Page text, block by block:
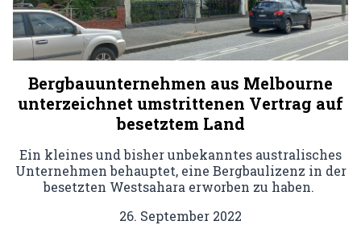
Bergbauunternehmen aus Melbourne
unterzeichnet umstrittenen Vertrag auf
besetztem Land
Ein kleines und bisher unbekanntes australisches
Unternehmen behauptet, eine Bergbaulizenz in der
besetzten Westsahara erworben zu haben.
26. September 2022